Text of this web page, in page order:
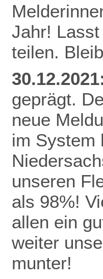
Jahr!
teilen.
geprägt.
neue
im System
unseren
als 98%!
allen ein
weiter
munter!